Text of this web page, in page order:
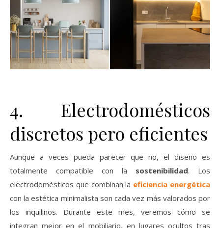
4. Electrodomésticos
discretos pero eficientes
Aunque a veces pueda parecer que no, el diseño es
totalmente compatible con la sostenibilidad. Los
electrodomésticos que combinan la eficiencia energética
con la estética minimalista son cada vez más valorados por
los inquilinos. Durante este mes, veremos cómo se
integran mejor en el mobiliario, en lugares ocultos tras